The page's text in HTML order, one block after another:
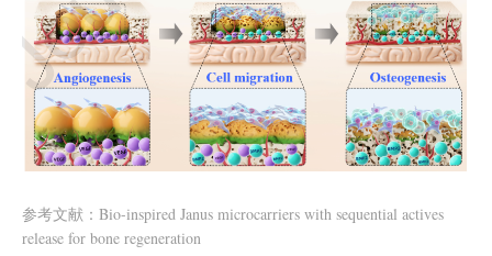
参考文献：Bio-inspired Janus microcarriers with sequential actives
release for bone regeneration